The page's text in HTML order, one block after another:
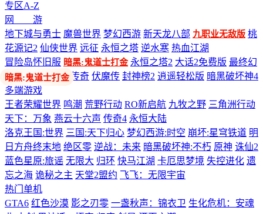
专区A-Z
网 游
地下城与勇士 魔兽世界 梦幻西游 新天龙八部 九职业无敌版 桃
花源记2 仙侠世界 远征 永恒之塔 逆水寒 热血江湖
冒险岛怀旧服 暗黑:鬼道士打金 永恒之塔2 大话2免费版 最终幻
想14 剑网3 热血传奇 伏魔传 封神榜2 逍遥轻松版 暗黑破坏神4
多端游戏
王者荣耀世界 鸣潮 荒野行动 RO新启航 九牧之野 三角洲行动
天下：万象 燕云十六声 传奇4 永恒大陆
洛克王国:世界 三国:天下归心 梦幻西游:时空 崩坏:星穹铁道 明
日方舟终末地 绝区零 逆战：未来 暗黑破坏神:不朽 原神 诛仙2
蓝色星原:旅谣 无限大 归环 快马江湖 卡厄思梦境 失控进化 遗
忘之海 诡秘之主 天堂2盟约 飞飞：无限宇宙
热门单机
GTA6 红色沙漠 影之刃零 一盏秋声：锦衣卫 生化危机：安魂